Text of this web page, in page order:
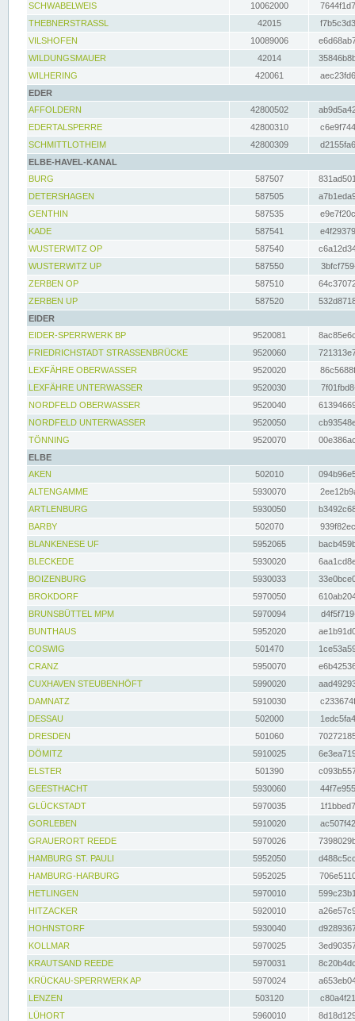
SCHWABELWEIS
10062000
THEBNERSTRASSL
42015
VILSHOFEN
10089006
WILDUNGSMAUER
42014
WILHERING
420061
EDER
AFFOLDERN
42800502
EDERTALSPERRE
42800310
SCHMITTLOTHEIM
42800309
ELBE-HAVEL-KANAL
BURG
587507
DETERSHAGEN
587505
GENTHIN
587535
KADE
587541
WUSTERWITZ OP
587540
WUSTERWITZ UP
587550
ZERBEN OP
587510
ZERBEN UP
587520
EIDER
EIDER-SPERRWERK BP
9520081
FRIEDRICHSTADT STRASSENBRÜCKE
9520060
LEXFÄHRE OBERWASSER
9520020
LEXFÄHRE UNTERWASSER
9520030
NORDFELD OBERWASSER
9520040
NORDFELD UNTERWASSER
9520050
TÖNNING
9520070
ELBE
AKEN
502010
ALTENGAMME
5930070
ARTLENBURG
5930050
BARBY
502070
BLANKENESE UF
5952065
BLECKEDE
5930020
BOIZENBURG
5930033
BROKDORF
5970050
BRUNSBÜTTEL MPM
5970094
BUNTHAUS
5952020
COSWIG
501470
CRANZ
5950070
CUXHAVEN STEUBENHÖFT
5990020
DAMNATZ
5910030
DESSAU
502000
DRESDEN
501060
DÖMITZ
5910025
ELSTER
501390
GEESTHACHT
5930060
GLÜCKSTADT
5970035
GORLEBEN
5910020
GRAUERORT REEDE
5970026
HAMBURG ST. PAULI
5952050
HAMBURG-HARBURG
5952025
HETLINGEN
5970010
HITZACKER
5920010
HOHNSTORF
5930040
KOLLMAR
5970025
KRAUTSAND REEDE
5970031
KRÜCKAU-SPERRWERK AP
5970024
LENZEN
503120
LÜHORT
5960010